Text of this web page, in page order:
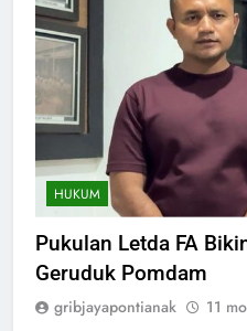
HUKUM
Pukulan Letda FA
Geruduk Pomdam
gribjayapontianak 11